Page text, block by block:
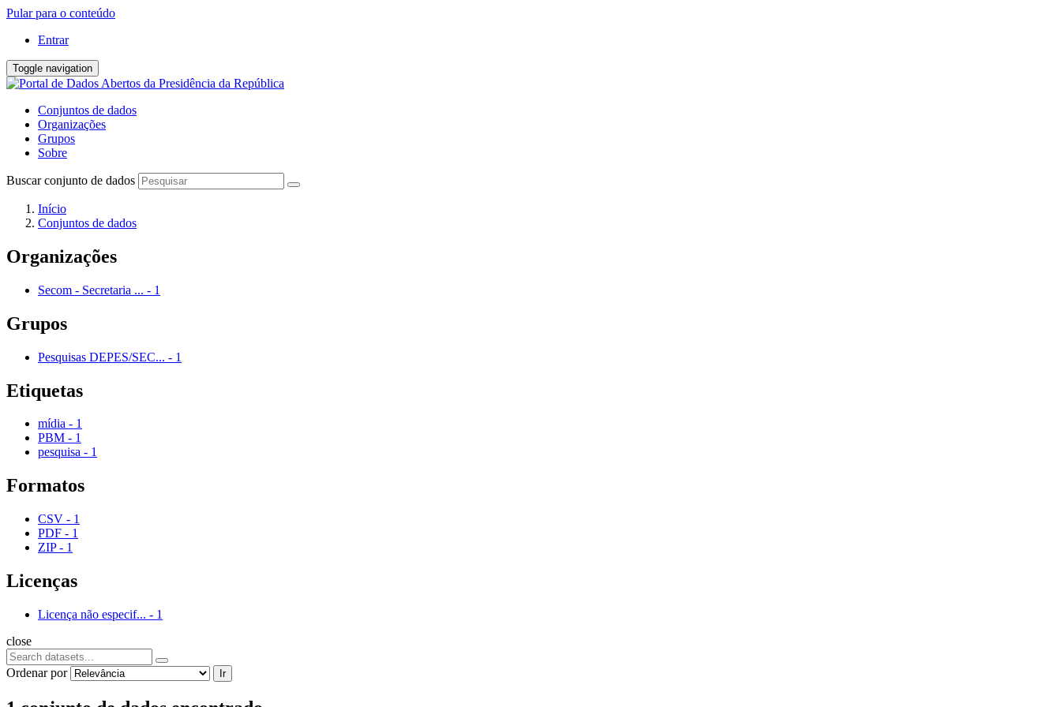
Pular para o conteúdo
Entrar
Toggle navigation
Conjuntos de dados
Organizações
Grupos
Sobre
Buscar conjunto de dados
Início
Conjuntos de dados
Organizações
Secom - Secretaria ... - 1
Grupos
Pesquisas DEPES/SEC... - 1
Etiquetas
mídia - 1
PBM - 1
pesquisa - 1
Formatos
CSV - 1
PDF - 1
ZIP - 1
Licenças
Licença não especif... - 1
close
Ordenar por Ir